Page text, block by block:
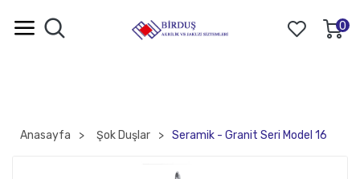
0
Anasayfa Şok Duşlar Seramik - Granit Seri Model 16